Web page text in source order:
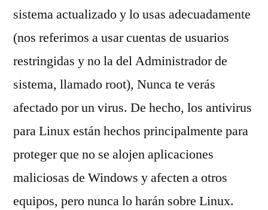
sistema actualizado y lo usas adecuadamente
(nos referimos a usar cuentas de usuarios
restringidas y no la del Administrador de
sistema, llamado root), Nunca te verás
afectado por un virus. De hecho, los antivirus
para Linux están hechos principalmente para
proteger que no se alojen aplicaciones
maliciosas de Windows y afecten a otros
equipos, pero nunca lo harán sobre Linux.